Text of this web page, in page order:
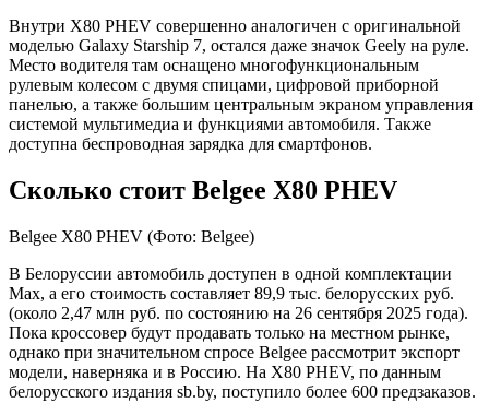
Внутри X80 PHEV совершенно аналогичен с оригинальной
моделью Galaxy Starship 7, остался даже значок Geely на руле.
Место водителя там оснащено многофункциональным
рулевым колесом с двумя спицами, цифровой приборной
панелью, а также большим центральным экраном управления
системой мультимедиа и функциями автомобиля. Также
доступна беспроводная зарядка для смартфонов.
Сколько стоит Belgee X80 PHEV
Belgee X80 PHEV (Фото: Belgee)
В Белоруссии автомобиль доступен в одной комплектации
Max, а его стоимость составляет 89,9 тыс. белорусских руб.
(около 2,47 млн руб. по состоянию на 26 сентября 2025 года).
Пока кроссовер будут продавать только на местном рынке,
однако при значительном спросе Belgee рассмотрит экспорт
модели, наверняка и в Россию. На X80 PHEV, по данным
белорусского издания sb.by, поступило более 600 предзаказов.